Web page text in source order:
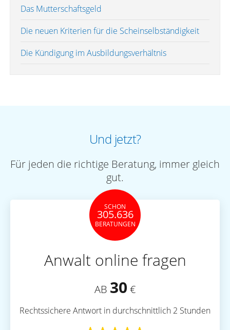
Das Mutterschaftsgeld
Die neuen Kriterien für die Scheinselbständigkeit
Die Kündigung im Ausbildungsverhältnis
Und jetzt?
Für jeden die richtige Beratung, immer gleich
gut.
SCHON
305.636
BERATUNGEN
Anwalt online fragen
AB 30 €
Rechtssichere Antwort in durchschnittlich 2 Stunden